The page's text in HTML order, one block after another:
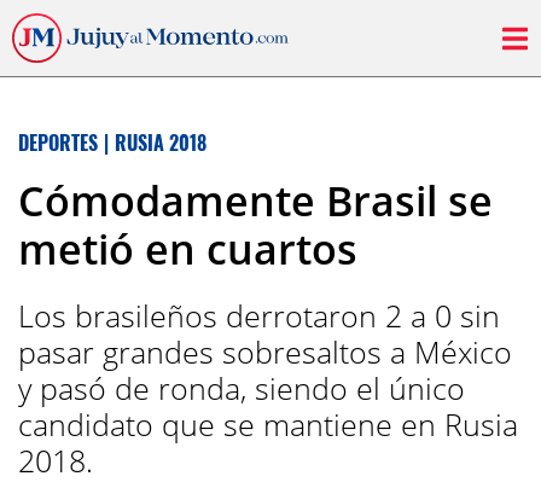
DEPORTES | RUSIA 2018
Cómodamente Brasil se
metió en cuartos
Los brasileños derrotaron 2 a 0 sin
pasar grandes sobresaltos a México
y pasó de ronda, siendo el único
candidato que se mantiene en Rusia
2018.